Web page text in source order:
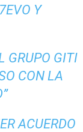
Y
GRUPO GITI
CON LA
ACUERDO